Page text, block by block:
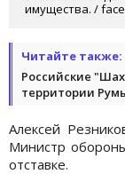
имущества. /
Читайте также:
Российские
территории
Алексей
Министр
отставке.